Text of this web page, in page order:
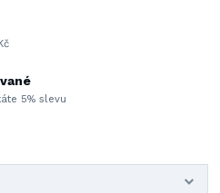
5% slevu